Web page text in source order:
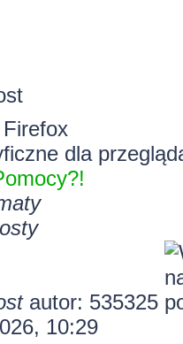
dla
autor: 535325
10:29